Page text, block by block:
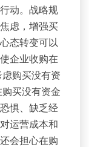
动。战略规
虑，增强买
态转变可以
企业收购在
购买没有资
买没有资金
惧、缺乏经
运营成本和
会担心在购